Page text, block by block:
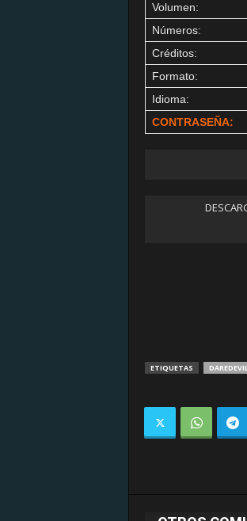
Volumen:
Números:
Créditos:
Formato:
Idioma:
CONTRASEÑA:
ETIQUETAS